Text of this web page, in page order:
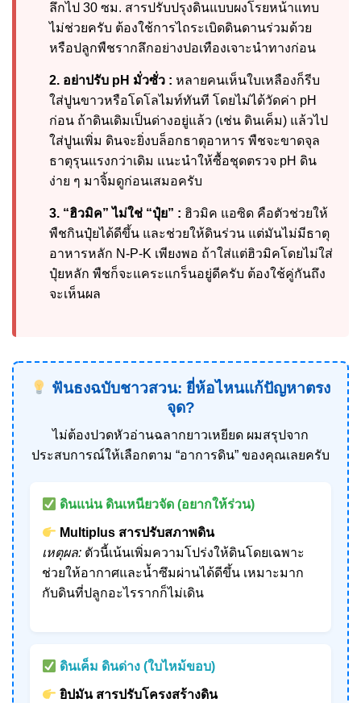
ลึกไป 30 ซม. สารปรับปรุงดินแบบผงโรยหน้าแทบ
ไม่ช่วยครับ ต้องใช้การไถระเบิดดินดานร่วมด้วย
หรือปลูกพืชรากลึกอย่างปอเทืองเจาะนำทางก่อน
2. อย่าปรับ pH มั่วซั่ว : หลายคนเห็นใบเหลืองก็รีบ
ใส่ปูนขาวหรือโดโลไมท์ทันที โดยไม่ได้วัดค่า pH
ก่อน ถ้าดินเดิมเป็นด่างอยู่แล้ว (เช่น ดินเค็ม) แล้วไป
ใส่ปูนเพิ่ม ดินจะยิ่งบล็อกธาตุอาหาร พืชจะขาดจุล
ธาตุรุนแรงกว่าเดิม แนะนำให้ซื้อชุดตรวจ pH ดิน
ง่าย ๆ มาจิ้มดูก่อนเสมอครับ
3. “ฮิวมิค” ไม่ใช่ “ปุ๋ย” : ฮิวมิค แอซิด คือตัวช่วยให้
พืชกินปุ๋ยได้ดีขึ้น และช่วยให้ดินร่วน แต่มันไม่มีธาตุ
อาหารหลัก N-P-K เพียงพอ ถ้าใส่แต่ฮิวมิคโดยไม่ใส่
ปุ๋ยหลัก พืชก็จะแคระแกร็นอยู่ดีครับ ต้องใช้คู่กันถึง
จะเห็นผล
ฟันธงฉบับชาวสวน: ยี่ห้อไหนแก้ปัญหาตรง
จุด?
ไม่ต้องปวดหัวอ่านฉลากยาวเหยียด ผมสรุปจาก
ประสบการณ์ให้เลือกตาม “อาการดิน” ของคุณเลยครับ
ดินแน่น ดินเหนียวจัด (อยากให้ร่วน)
Multiplus สารปรับสภาพดิน
เหตุผล: ตัวนี้เน้นเพิ่มความโปร่งให้ดินโดยเฉพาะ
ช่วยให้อากาศและน้ำซึมผ่านได้ดีขึ้น เหมาะมาก
กับดินที่ปลูกอะไรรากก็ไม่เดิน
ดินเค็ม ดินด่าง (ใบไหม้ขอบ)
ยิปมัน สารปรับโครงสร้างดิน